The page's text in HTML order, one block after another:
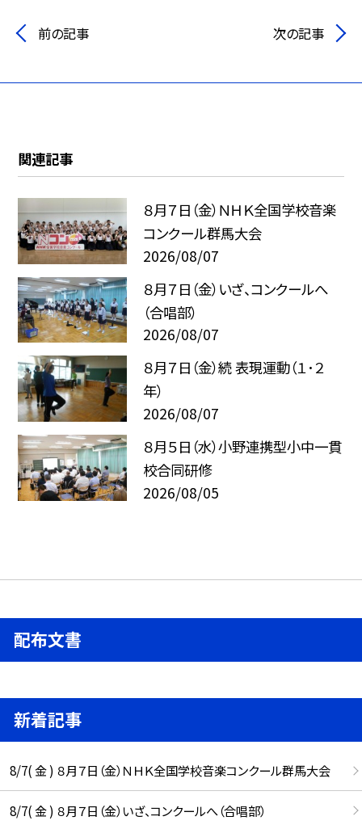
前の記事 次の記事
関連記事
８月７日（金）ＮＨＫ全国学校音楽
コンクール群馬大会
2026/08/07
８月７日（金）いざ、コンクールへ
（合唱部）
2026/08/07
８月７日（金）続 表現運動（１･２
年）
2026/08/07
８月５日（水）小野連携型小中一貫
校合同研修
2026/08/05
配布文書
新着記事
8/7( 金 ) ８月７日（金）ＮＨＫ全国学校音楽コンクール群馬大会
8/7( 金 ) ８月７日（金）いざ、コンクールへ（合唱部）